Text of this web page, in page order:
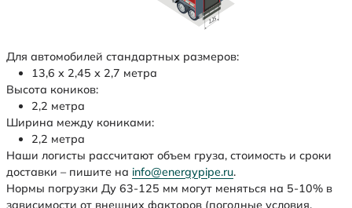
Для автомобилей стандартных размеров:
13,6 х 2,45 х 2,7 метра
Высота коников:
2,2 метра
Ширина между кониками:
2,2 метра
Наши логисты рассчитают объем груза, стоимость и сроки
доставки – пишите на info@energypipe.ru.
Нормы погрузки Ду 63-125 мм могут меняться на 5-10% в
зависимости от внешних факторов (погодные условия,